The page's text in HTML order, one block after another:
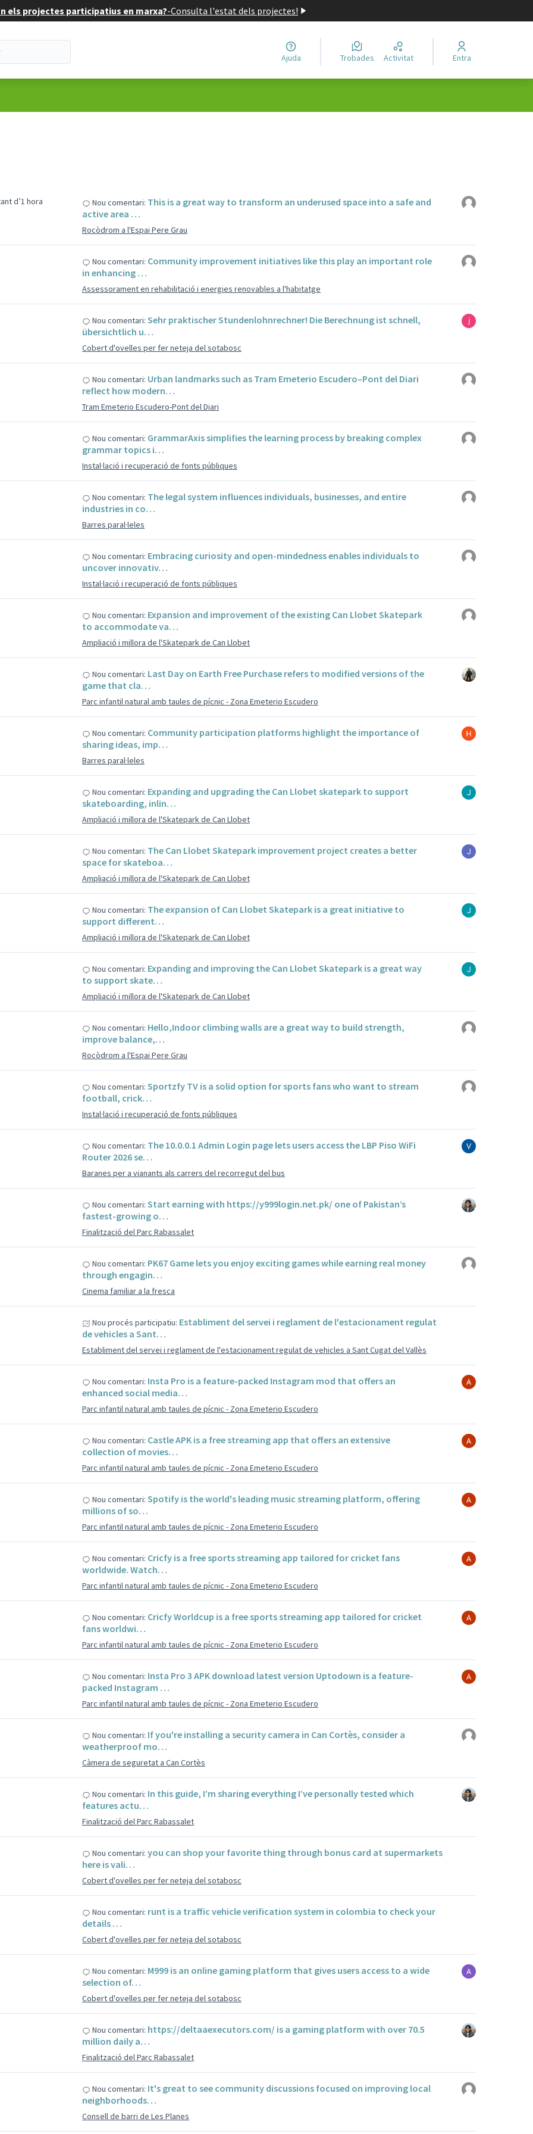
els projectes participatius en marxa?-Consulta l'estat dels projectes!
Ajuda Trobades Activitat Entra
d’1 hora Nou comentari: This is a great way to transform an underused space into a safe and
active area …
Rocòdrom a l'Espai Pere Grau
Nou comentari: Community improvement initiatives like this play an important role
in enhancing …
Assessorament en rehabilitació i energies renovables a l'habitatge
Nou comentari: Sehr praktischer Stundenlohnrechner! Die Berechnung ist schnell,
übersichtlich u…
Cobert d'ovelles per fer neteja del sotabosc
Nou comentari: Urban landmarks such as Tram Emeterio Escudero–Pont del Diari
reflect how modern…
Tram Emeterio Escudero-Pont del Diari
Nou comentari: GrammarAxis simplifies the learning process by breaking complex
grammar topics i…
Instal·lació i recuperació de fonts públiques
Nou comentari: The legal system influences individuals, businesses, and entire
industries in co…
Barres paral·leles
Nou comentari: Embracing curiosity and open-mindedness enables individuals to
uncover innovativ…
Instal·lació i recuperació de fonts públiques
Nou comentari: Expansion and improvement of the existing Can Llobet Skatepark
to accommodate va…
Ampliació i millora de l'Skatepark de Can Llobet
Nou comentari: Last Day on Earth Free Purchase refers to modified versions of the
game that cla…
Parc infantil natural amb taules de pícnic - Zona Emeterio Escudero
Nou comentari: Community participation platforms highlight the importance of
sharing ideas, imp…
Barres paral·leles
Nou comentari: Expanding and upgrading the Can Llobet skatepark to support
skateboarding, inlin…
Ampliació i millora de l'Skatepark de Can Llobet
Nou comentari: The Can Llobet Skatepark improvement project creates a better
space for skateboa…
Ampliació i millora de l'Skatepark de Can Llobet
Nou comentari: The expansion of Can Llobet Skatepark is a great initiative to
support different…
Ampliació i millora de l'Skatepark de Can Llobet
Nou comentari: Expanding and improving the Can Llobet Skatepark is a great way
to support skate…
Ampliació i millora de l'Skatepark de Can Llobet
Nou comentari: Hello,Indoor climbing walls are a great way to build strength,
improve balance,…
Rocòdrom a l'Espai Pere Grau
Nou comentari: Sportzfy TV is a solid option for sports fans who want to stream
football, crick…
Instal·lació i recuperació de fonts públiques
Nou comentari: The 10.0.0.1 Admin Login page lets users access the LBP Piso WiFi
Router 2026 se…
Baranes per a vianants als carrers del recorregut del bus
Nou comentari: Start earning with https://y999login.net.pk/ one of Pakistan’s
fastest-growing o…
Finalització del Parc Rabassalet
Nou comentari: PK67 Game lets you enjoy exciting games while earning real money
through engagin…
Cinema familiar a la fresca
Nou procés participatiu: Establiment del servei i reglament de l'estacionament regulat
de vehicles a Sant…
Establiment del servei i reglament de l'estacionament regulat de vehicles a Sant Cugat del Vallès
Nou comentari: Insta Pro is a feature-packed Instagram mod that offers an
enhanced social media…
Parc infantil natural amb taules de pícnic - Zona Emeterio Escudero
Nou comentari: Castle APK is a free streaming app that offers an extensive
collection of movies…
Parc infantil natural amb taules de pícnic - Zona Emeterio Escudero
Nou comentari: Spotify is the world's leading music streaming platform, offering
millions of so…
Parc infantil natural amb taules de pícnic - Zona Emeterio Escudero
Nou comentari: Cricfy is a free sports streaming app tailored for cricket fans
worldwide. Watch…
Parc infantil natural amb taules de pícnic - Zona Emeterio Escudero
Nou comentari: Cricfy Worldcup is a free sports streaming app tailored for cricket
fans worldwi…
Parc infantil natural amb taules de pícnic - Zona Emeterio Escudero
Nou comentari: Insta Pro 3 APK download latest version Uptodown is a feature-
packed Instagram …
Parc infantil natural amb taules de pícnic - Zona Emeterio Escudero
Nou comentari: If you're installing a security camera in Can Cortès, consider a
weatherproof mo…
Càmera de seguretat a Can Cortès
Nou comentari: In this guide, I’m sharing everything I’ve personally tested which
features actu…
Finalització del Parc Rabassalet
Nou comentari: you can shop your favorite thing through bonus card at supermarkets
here is vali…
Cobert d'ovelles per fer neteja del sotabosc
Nou comentari: runt is a traffic vehicle verification system in colombia to check your
details …
Cobert d'ovelles per fer neteja del sotabosc
Nou comentari: M999 is an online gaming platform that gives users access to a wide
selection of…
Cobert d'ovelles per fer neteja del sotabosc
Nou comentari: https://deltaaexecutors.com/ is a gaming platform with over 70.5
million daily a…
Finalització del Parc Rabassalet
Nou comentari: It's great to see community discussions focused on improving local
neighborhoods…
Consell de barri de Les Planes